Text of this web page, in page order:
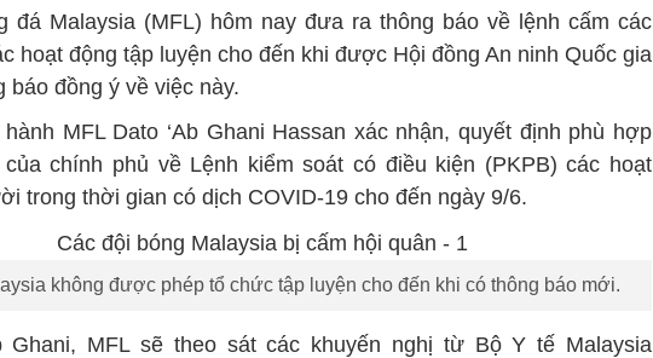
đá Malaysia (MFL) hôm nay đưa ra thông báo về lệnh cấm các
hoạt động tập luyện cho đến khi được Hội đồng An ninh Quốc gia
báo đồng ý về việc này.
MFL Dato ‘Ab Ghani Hassan xác nhận, quyết định phù hợp
chính phủ về Lệnh kiểm soát có điều kiện (PKPB) các hoạt
trong thời gian có dịch COVID-19 cho đến ngày 9/6.
không được phép tổ chức tập luyện cho đến khi có thông báo mới.
Ghani, MFL sẽ theo sát các khuyến nghị từ Bộ Y tế Malaysia